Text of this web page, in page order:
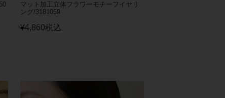
マット加工立体フラワーモチーフイヤリ
ング/3181059
¥4,860税込